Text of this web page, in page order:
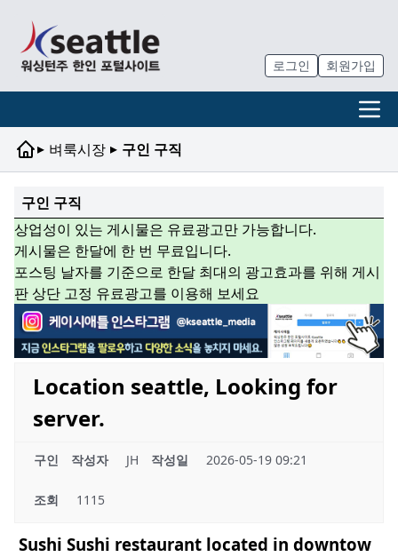
로그인 회원가입
▸ 벼룩시장 ▸ 구인 구직
구인 구직
상업성이 있는 게시물은 유료광고만 가능합니다.
게시물은 한달에 한 번 무료입니다.
포스팅 날자를 기준으로 한달 최대의 광고효과를 위해 게시
판 상단 고정 유료광고를 이용해 보세요
Location seattle, Looking for
server.
구인 작성자 JH 작성일 2026-05-19 09:21
조회 1115
Sushi Sushi restaurant located in downtow